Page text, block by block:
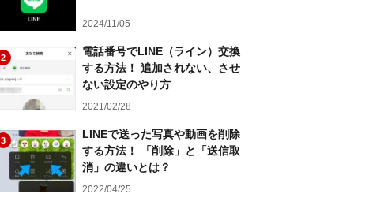
2024/11/05
2
電話番号でLINE（ライン）交換
する方法！ 追加されない、させ
ない設定のやり方
2021/02/28
3
LINEで送った写真や動画を削除
する方法！ 「削除」と「送信取
消」の違いとは？
2022/04/25